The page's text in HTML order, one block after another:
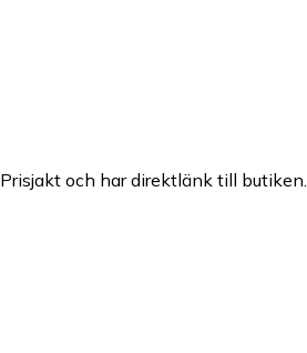
och har direktlänk till butiken.